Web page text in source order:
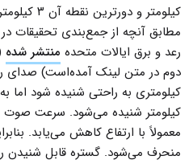
کیلومتر و دورترین نقطه آن ۳ کیلومتر با شما فاصله دارد.
مطابق آنچه از جمع‌بندی
رعد و برق ایالات متحده منتشر شده
کیلومتر شنیده می‌شود. سرعت صوت
معمولاً با ارتفاع کاهش می‌یابد.
منحرف می‌شود. گستره قابل شنیدن